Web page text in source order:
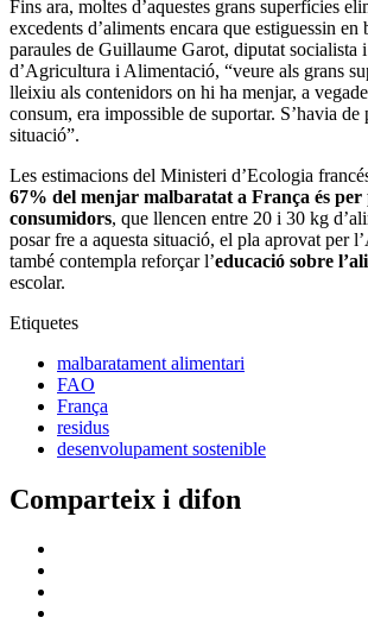
Fins ara, moltes d’aquestes grans superfícies
excedents d’aliments encara que estiguessin en
paraules de Guillaume Garot, diputat socialista
d’Agricultura i Alimentació, “veure als grans
lleixiu als contenidors on hi ha menjar, a
consum, era impossible de suportar. S’havia de
situació”.
Les estimacions del Ministeri d’Ecologia
67% del menjar malbaratat a França és per
consumidors, que llencen entre 20 i 30 kg
posar fre a aquesta situació, el pla aprovat per
també contempla reforçar l’educació sobre
escolar.
Etiquetes
malbaratament alimentari
FAO
França
residus
desenvolupament sostenible
Comparteix i difon